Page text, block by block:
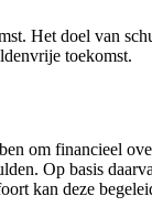
Het doel van
toekomst.
om financieel
Op basis
kan deze